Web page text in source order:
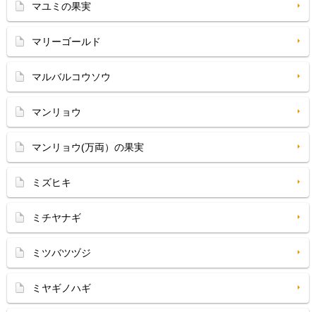
マユミの果実
マリーゴールド
マルバルコウソウ
マンリョウ
マンリョウ(万両）の果実
ミズヒキ
ミチヤナギ
ミツバツヅジ
ミヤギノハギ